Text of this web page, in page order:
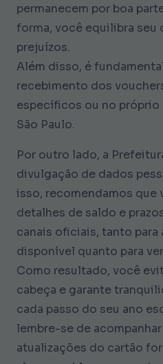
permanecem por boa
forma, você equilibra seu
prejuízos.
Além disso, é
recebimento dos
específicos ou no
São Paulo.
Por outro lado, a
divulgação de dados
isso, recomendamos que
detalhes de saldo e
canais oficiais, tanto para
disponível quanto para
Como resultado, você
cabeça e garante
cada passo do seu ano
lembre-se de
atualizações do cartão